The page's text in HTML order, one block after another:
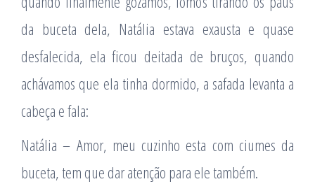
da buceta dela, Natália estava exausta e quase
desfalecida, ela ficou deitada de bruços, quando
achávamos que ela tinha dormido, a safada levanta a
cabeça e fala:
Natália – Amor, meu cuzinho esta com ciumes da
buceta, tem que dar atenção para ele também.